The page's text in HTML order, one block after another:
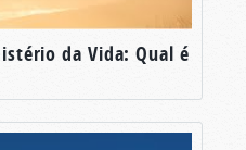
da Vida: Qual é